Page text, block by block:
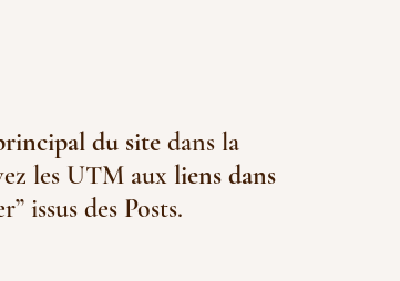
du site dans la
les UTM aux liens dans
issus des Posts.